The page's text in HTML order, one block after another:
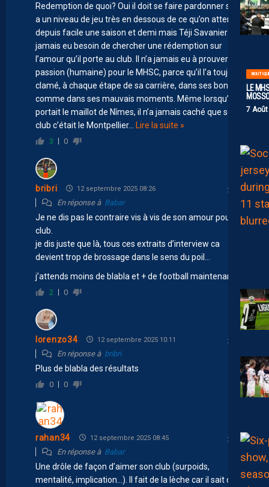
LE
7
Redemption de quoi? Oui il doit se faire pardonner suite
a un niveau de jeu très en dessous de ce qu’on attendait
depuis facile une saison et demi mais Téji Savanier n’a
jamais eu besoin de chercher une rédemption sur
l’amour qu’il porte au club. Il n’a jamais eu à prouver sa
passion (humaine) pour le MHSC, parce qu’il l’a toujours
clamé, à chaque étape de sa carrière, dans ses bons
comme dans ses mauvais moments. Même lorsqu’il
portait le maillot de Nîmes, il n’a jamais caché que son
club c’était le Montpellier… Lire la suite »
3 0
bribri 12 septembre 2025 08:26
En réponse à Babar
Je ne dis pas le contraire vis à vis de son amour pour le
club.
je dis juste que là, tous ces extraits d’interview ca
devient trop de brossage dans le sens du poil…
j’attends moins de blabla et + de football maintenant
2 0
lorenzo34 12 septembre 2025 10:11
En réponse à bribri
Plus de blabla des résultats
0 0
rahan34 12 septembre 2025 08:45
En réponse à Babar
Une drôle de façon d’aimer son club (surpoids,
mentalité, implication…). Il fait de la lèche car il sait qu’il